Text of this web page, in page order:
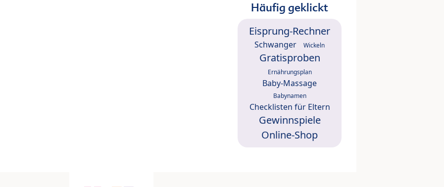
Häufig geklickt
Eisprung-Rechner
Schwanger Wickeln
Gratisproben
Ernährungsplan
Baby-Massage
Babynamen
Checklisten für Eltern
Gewinnspiele
Online-Shop